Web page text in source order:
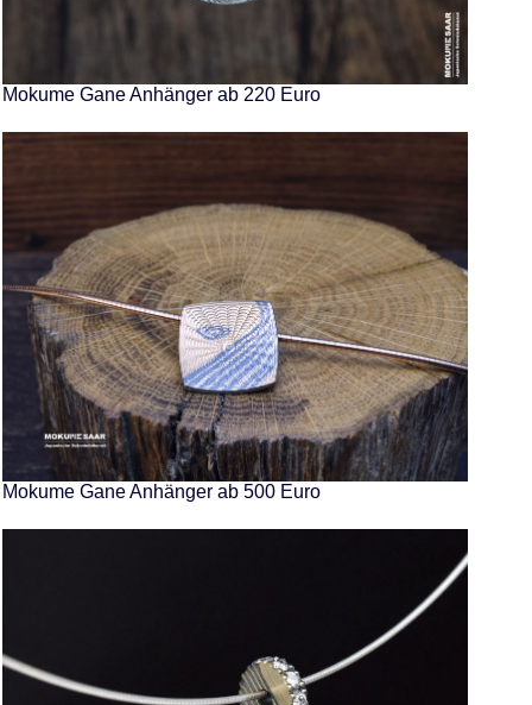
Mokume Gane Anhänger ab 220 Euro
Mokume Gane Anhänger ab 500 Euro